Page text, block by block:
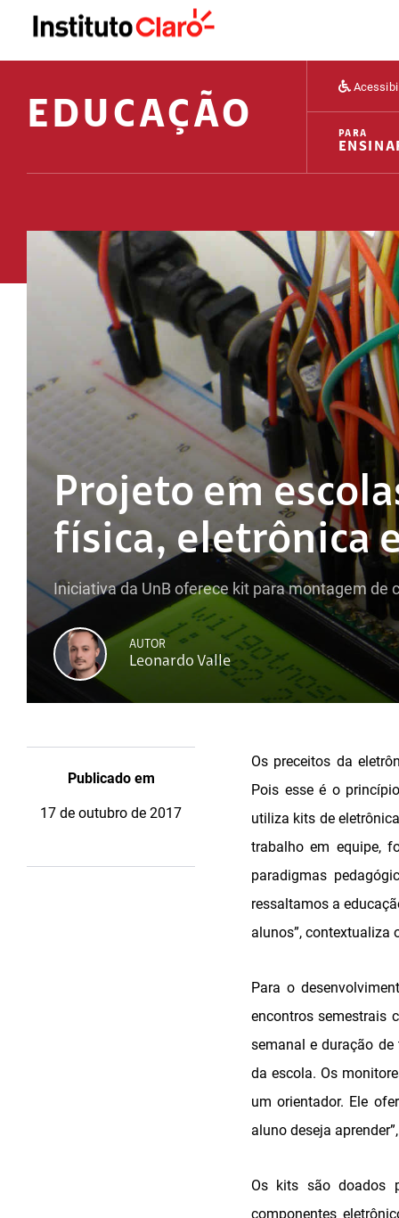
EDUCAÇÃO PARA
Projeto em
física, eletrônica
Iniciativa da UnB oferece kit para montagem
AUTOR
Leonardo Valle
Publicado em
17 de outubro de 2017
Os preceitos da
Pois esse é o
utiliza kits de
trabalho em equipe,
paradigmas
ressaltamos a
alunos”, contextualiza
Para o
encontros semestrais
semanal e duração
da escola. Os
um orientador. Ele
aluno deseja
Os kits são doados
componentes